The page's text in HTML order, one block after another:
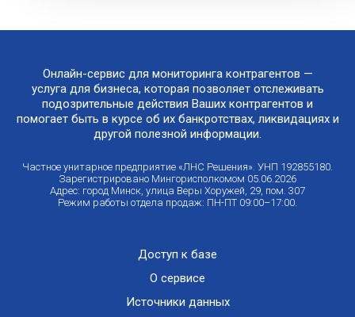
Онлайн-сервис для мониторинга контрагентов —
услуга для бизнеса, которая позволяет отслеживать
подозрительные действия Ваших контрагентов и
помогает быть в курсе об их банкротствах, ликвидациях и
другой полезной информации.
Частное унитарное предприятие «ЛНС Решения». УНП 192855180.
Зарегистрировано Мингорисполкомом 05.06.2026
Адрес: город Минск, улица Веры Хоружей, 29, пом. 307
Режим работы отдела продаж: ПН-ПТ 09:00–17:00.
Доступ к базе
О сервисе
Источники данных